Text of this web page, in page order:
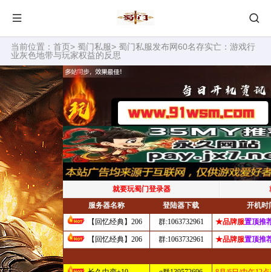
当前位置： 首页> 蜀门私服> 蜀门私服发布网60名存实亡：游戏行
业灰色地带与玩家权益的反思